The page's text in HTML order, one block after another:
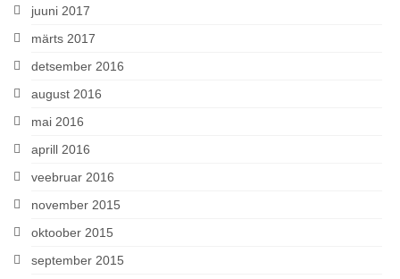
juuni 2017
märts 2017
detsember 2016
august 2016
mai 2016
aprill 2016
veebruar 2016
november 2015
oktoober 2015
september 2015